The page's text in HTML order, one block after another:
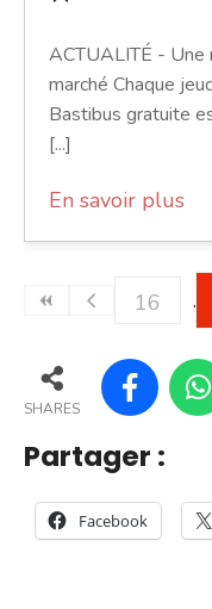
ACTUALITÉ -
marché Chaque
Bastibus gratuite
[...]
En savoir plus
16
SHARES
Partager :
Facebook